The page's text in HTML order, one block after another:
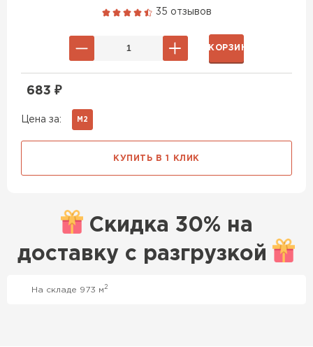
35 отзывов
Цена за: М2
683 ₽
В КОРЗИНУ
КУПИТЬ В 1 КЛИК
Скидка 30% на
доставку с разгрузкой
На складе 973 м 2